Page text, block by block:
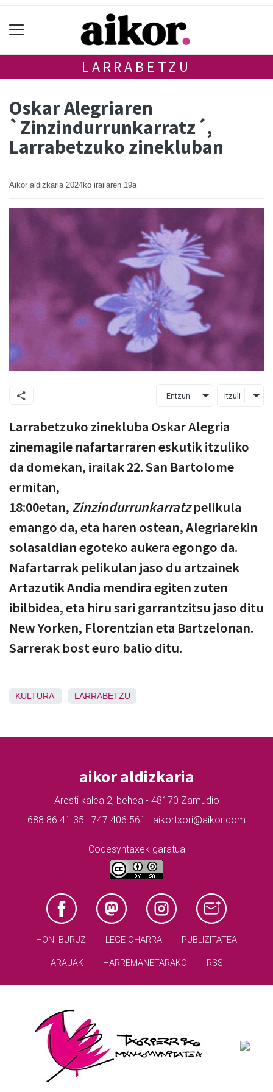
LARRABETZU
Oskar Alegriaren
`Zinzindurrunkarratz´,
Larrabetzuko zinekluban
Aikor aldizkaria 2024ko irailaren 19a
Entzun Itzuli
Larrabetzuko zinekluba Oskar Alegria
zinemagile nafartarraren eskutik itzuliko
da domekan, irailak 22. San Bartolome
ermitan,
18:00etan, Zinzindurrunkarratzpelikula
emango da, eta haren ostean, Alegriarekin
solasaldian egoteko aukera egongo da.
Nafartarrak pelikulan jaso du artzainek
Artazutik Andia mendira egiten zuten
ibilbidea, eta hiru sari garrantzitsu jaso ditu
New Yorken, Florentzian eta Bartzelonan.
Sarrerak bost euro balio ditu.
KULTURA LARRABETZU
aikor aldizkaria
Aresti kalea 2, behea - 48170 Zamudio
688 86 41 35 · 747 406 561 · aikortxori@aikor.com
Codesyntaxek garatua
HONI BURUZ LEGE OHARRA PUBLIZITATEA
ARAUAK HARREMANETARAKO RSS